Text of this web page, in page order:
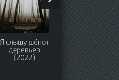
Я слышу шёпот
деревьев
(2022)
Последнее
замыкание.
Конец света
(2023)